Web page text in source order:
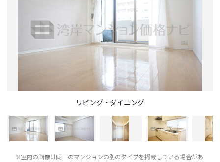
リビング・ダイニング
※室内の画像は同一のマンションの別のタイプを掲載している場合があ